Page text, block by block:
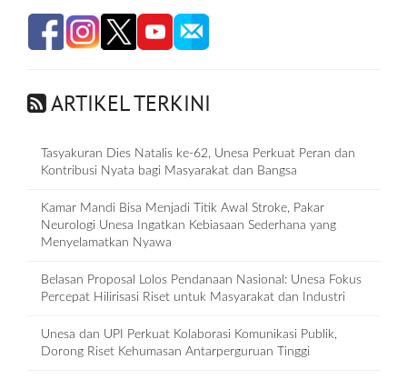
ARTIKEL TERKINI
Tasyakuran Dies Natalis ke-62, Unesa Perkuat Peran dan
Kontribusi Nyata bagi Masyarakat dan Bangsa
Kamar Mandi Bisa Menjadi Titik Awal Stroke, Pakar
Neurologi Unesa Ingatkan Kebiasaan Sederhana yang
Menyelamatkan Nyawa
Belasan Proposal Lolos Pendanaan Nasional: Unesa Fokus
Percepat Hilirisasi Riset untuk Masyarakat dan Industri
Unesa dan UPI Perkuat Kolaborasi Komunikasi Publik,
Dorong Riset Kehumasan Antarperguruan Tinggi